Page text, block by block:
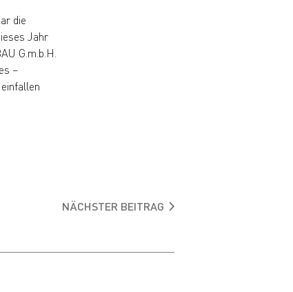
die
Jahr
G.m.b.H.
–
NÄCHSTER BEITRAG